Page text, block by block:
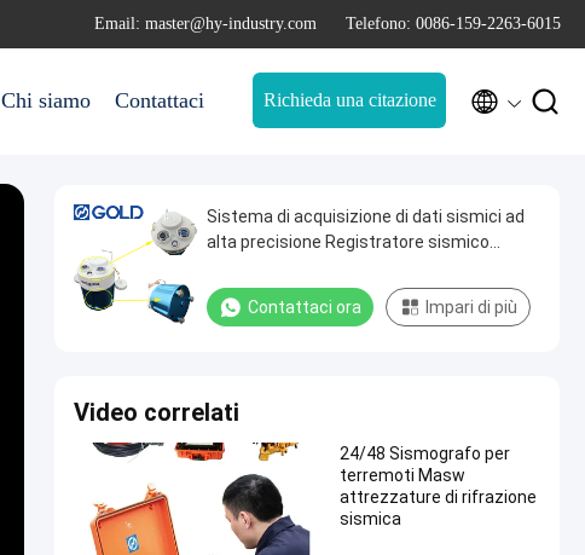
Email: master@hy-industry.com Telefono: 0086-159-2263-6015
Chi siamo Contattaci Richieda una citazione  
Sistema di acquisizione di dati sismici ad
alta precisione Registratore sismico
sulle acque sotterranee e applicazioni
sismografiche ingegneristiche
Contattaci ora Impari di più
Video correlati
24/48 Sismografo per
terremoti Masw
attrezzature di rifrazione
sismica